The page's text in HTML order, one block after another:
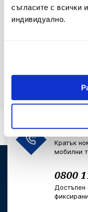
съгласите с всички
индивидуално.
*2265
Кратък
мобилни
0800
Достъпен